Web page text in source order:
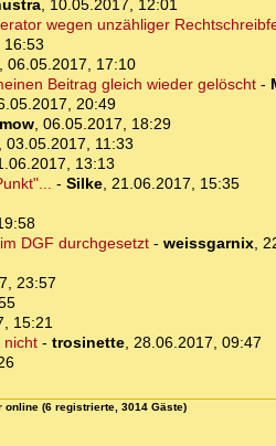
, 10.05.2017, 12:01
wegen unzähliger
16:53
06.05.2017, 17:10
Beitrag gleich wieder gelöscht-
20:49
, 06.05.2017, 18:29
03.05.2017, 11:33
13:13
- Silke, 21.06.2017, 15:35
DGF durchgesetzt- weissgarnix,
23:57
15:21
nicht- trosinette, 28.06.2017, 09:47
online (6 registrierte, 3014 Gäste)